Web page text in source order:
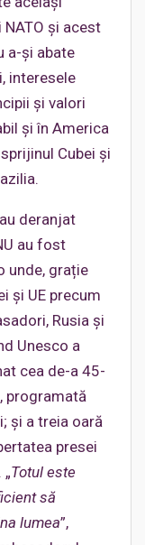
NATO și acest
a-și abate
interesele
și valori
și în America
Cubei și
deranjat
au fost
unde, grație
și UE precum
Rusia și
Unesco a
cea de-a 45-
programată
şi a treia oară
presei
Totul este
să
lumea”,